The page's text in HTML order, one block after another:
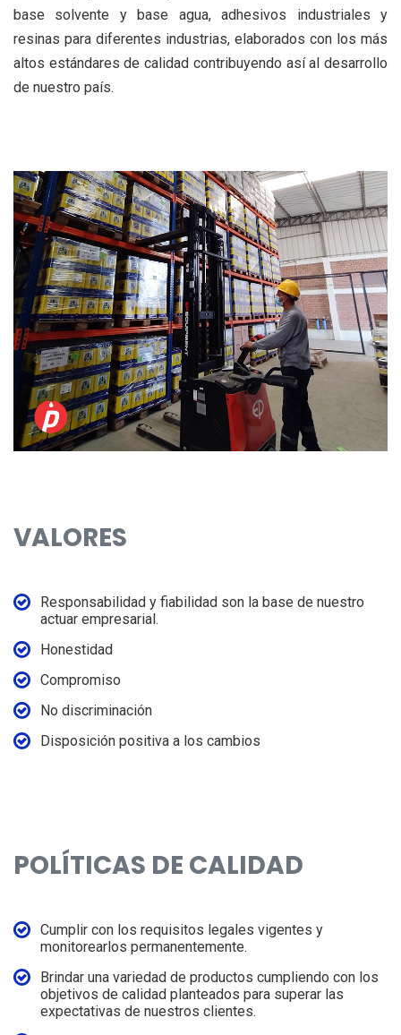
base solvente y base agua, adhesivos industriales y
resinas para diferentes industrias, elaborados con los más
altos estándares de calidad contribuyendo así al desarrollo
de nuestro país.
VALORES
Responsabilidad y fiabilidad son la base de nuestro
actuar empresarial.
Honestidad
Compromiso
No discriminación
Disposición positiva a los cambios
POLÍTICAS DE CALIDAD
Cumplir con los requisitos legales vigentes y
monitorearlos permanentemente.
Brindar una variedad de productos cumpliendo con los
objetivos de calidad planteados para superar las
expectativas de nuestros clientes.